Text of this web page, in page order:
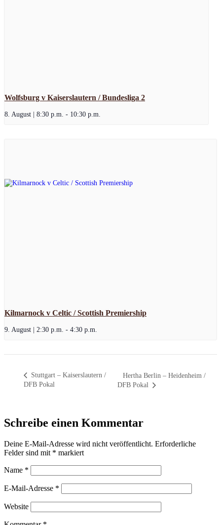
Wolfsburg v Kaiserslautern / Bundesliga 2
8. August | 8:30 p.m. - 10:30 p.m.
Kilmarnock v Celtic / Scottish Premiership
9. August | 2:30 p.m. - 4:30 p.m.
Stuttgart – Kaiserslautern /
DFB Pokal
Hertha Berlin – Heidenheim /
DFB Pokal
Schreibe einen Kommentar
Deine E-Mail-Adresse wird nicht veröffentlicht. Erforderliche
Felder sind mit * markiert
Name *
E-Mail-Adresse *
Website